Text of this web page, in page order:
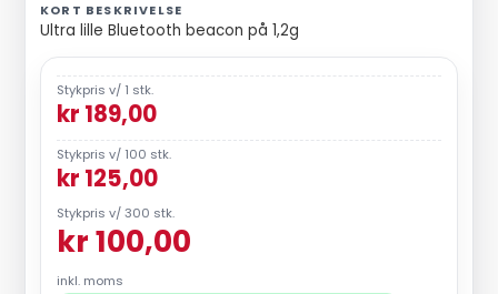
KORT BESKRIVELSE
Ultra lille Bluetooth beacon på 1,2g
Stykpris v/ 1 stk.
kr 189,00
Stykpris v/ 100 stk.
kr 125,00
Stykpris v/ 300 stk.
kr 100,00
inkl. moms